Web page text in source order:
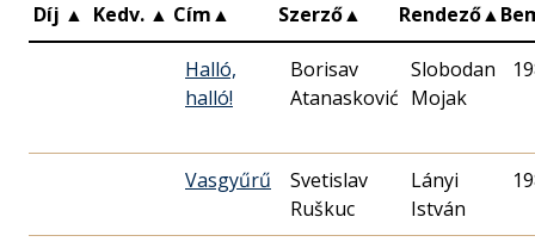
Díj ▲ Kedv. ▲ Cím▲ Szerző▲ Rendező▲
Halló,
halló!
Borisav
Atanasković
Slobodan
Mojak
Vasgyűrű
Svetislav
Ruškuc
Lányi
István